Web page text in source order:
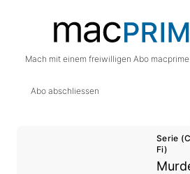
Mach mit einem freiwilligen Abo
Abo abschliessen
Serie
Fi)